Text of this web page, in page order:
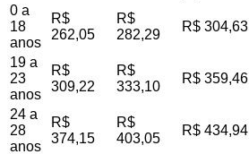
0 a
18
anos
R$
262,05
R$
282,29
R$ 304,63
19 a
23
anos
R$
309,22
R$
333,10
R$ 359,46
24 a
28
anos
R$
374,15
R$
403,05
R$ 434,94